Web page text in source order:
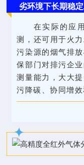
劣环境下长期稳定
在实际的应
测，还可用于火
污染源的烟气排
保部门对排污企
测量能力，大大
污降碳、协同增